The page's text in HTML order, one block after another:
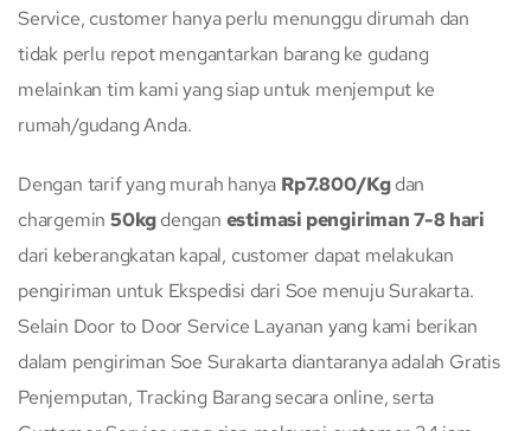
Service, customer hanya perlu menunggu dirumah dan
tidak perlu repot mengantarkan barang ke gudang
melainkan tim kami yang siap untuk menjemput ke
rumah/gudang Anda.
Dengan tarif yang murah hanya Rp7.800/Kgdan
chargemin50kgdengan estimasi pengiriman 7-8 hari
dari keberangkatan kapal, customer dapat melakukan
pengiriman untuk Ekspedisi dari Soe menuju Surakarta.
Selain Door to Door Service Layanan yang kami berikan
dalam pengiriman Soe Surakarta diantaranya adalah Gratis
Penjemputan, Tracking Barang secara online, serta